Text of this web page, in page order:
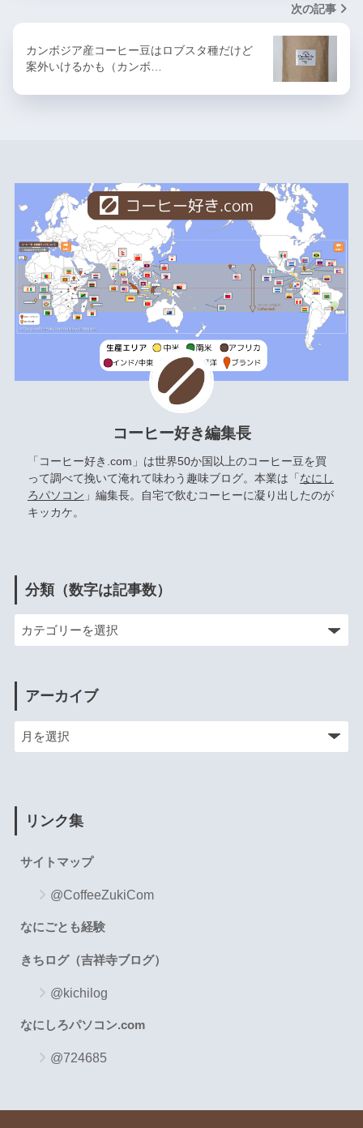
次の記事
カンボジア産コーヒー豆はロブスタ種だけど
案外いけるかも（カンボ…
コーヒー好き編集長
「コーヒー好き.com」は世界50か国以上のコーヒー豆を買
って調べて挽いて淹れて味わう趣味ブログ。本業は「 なにし
ろパソコン 」編集長。自宅で飲むコーヒーに凝り出したのが
キッカケ。
分類（数字は記事数）
アーカイブ
リンク集
サイトマップ
@CoffeeZukiCom
なにごとも経験
きちログ（吉祥寺ブログ）
@kichilog
なにしろパソコン.com
@724685